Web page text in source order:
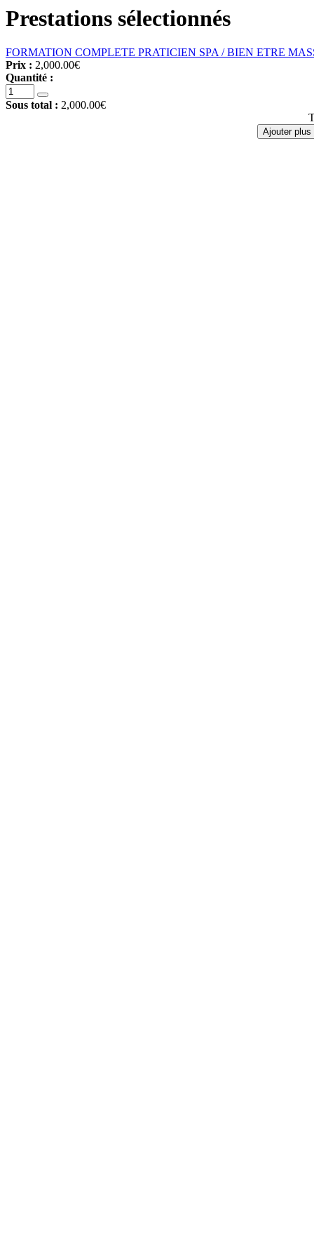
Prestations sélectionnés
FORMATION COMPLETE PRATICIEN SPA / BIEN ETRE
Prix : 2,000.00€
Quantité :
Sous total : 2,000.00€
Ajouter plus